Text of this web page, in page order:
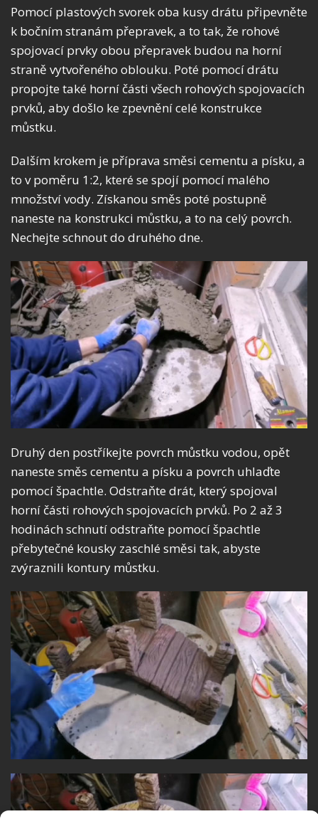
Pomocí plastových svorek oba kusy drátu připevněte
k bočním stranám přepravek, a to tak, že rohové
spojovací prvky obou přepravek budou na horní
straně vytvořeného oblouku. Poté pomocí drátu
propojte také horní části všech rohových spojovacích
prvků, aby došlo ke zpevnění celé konstrukce
můstku.
Dalším krokem je příprava směsi cementu a písku, a
to v poměru 1:2, které se spojí pomocí malého
množství vody. Získanou směs poté postupně
naneste na konstrukci můstku, a to na celý povrch.
Nechejte schnout do druhého dne.
Druhý den postříkejte povrch můstku vodou, opět
naneste směs cementu a písku a povrch uhlaďte
pomocí špachtle. Odstraňte drát, který spojoval
horní části rohových spojovacích prvků. Po 2 až 3
hodinách schnutí odstraňte pomocí špachtle
přebytečné kousky zaschlé směsi tak, abyste
zvýraznili kontury můstku.